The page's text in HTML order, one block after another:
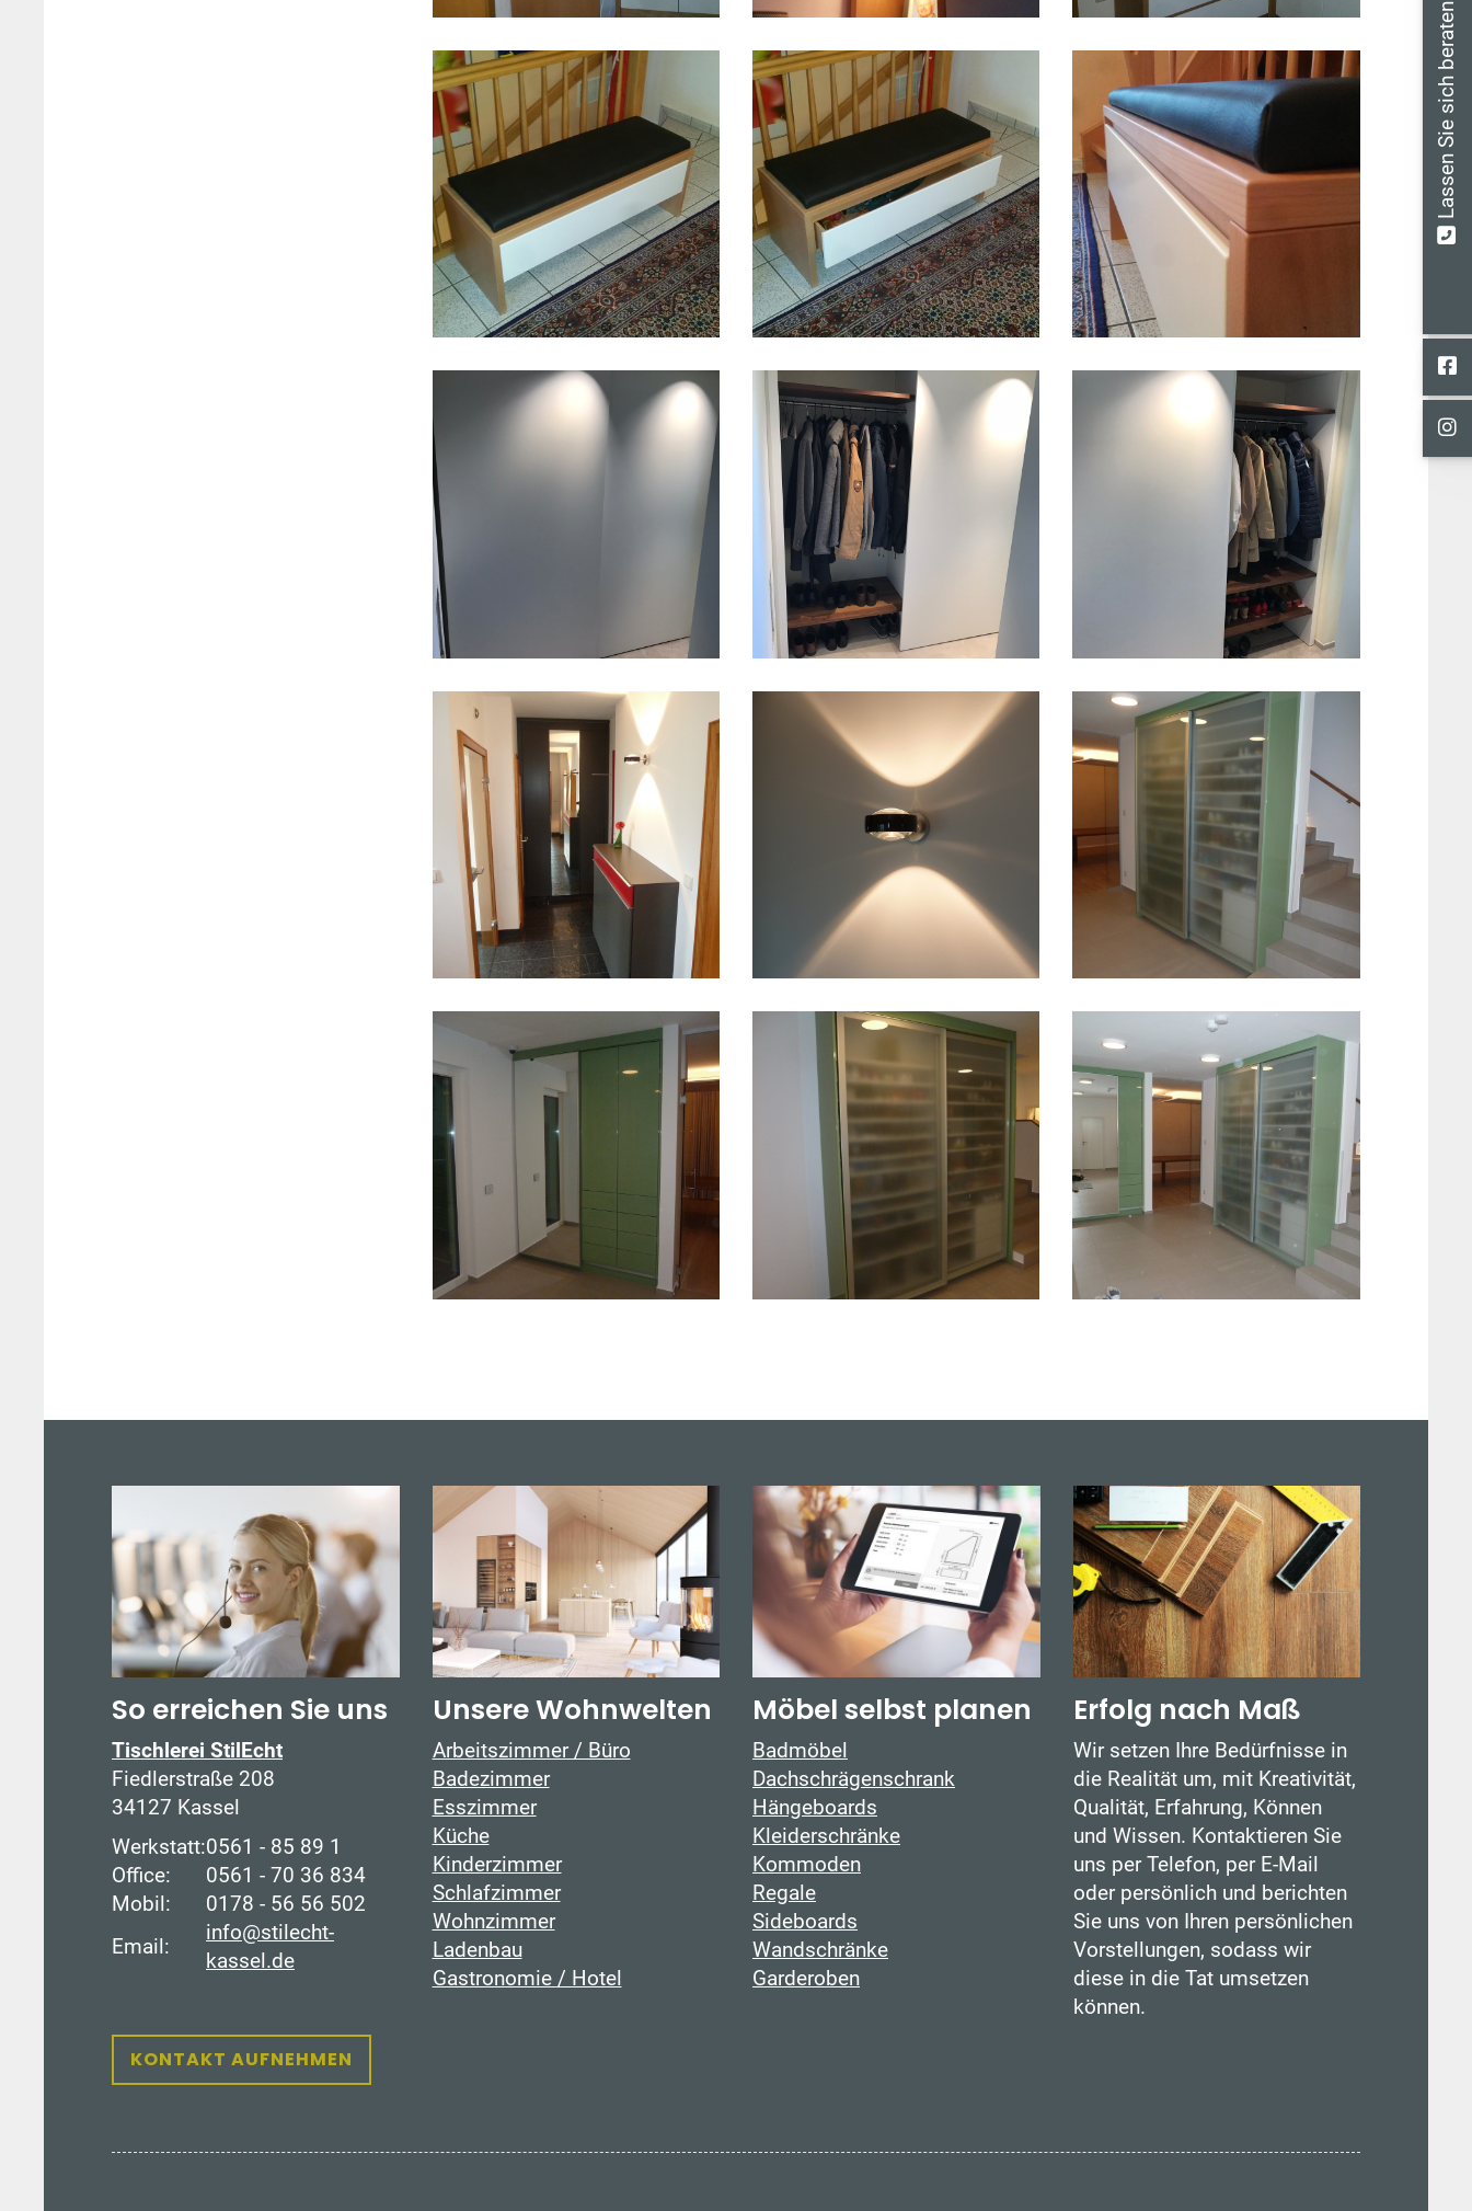
So erreichen Sie uns
Tischlerei StilEcht
Fiedlerstraße 208
34127 Kassel
Werkstatt:0561 - 85 89 1
Office:
0561 - 70 36 834
Mobil:
0178 - 56 56 502
Email:
info@stilecht-
kassel.de
KONTAKT AUFNEHMEN
Unsere Wohnwelten
Arbeitszimmer / Büro
Badezimmer
Esszimmer
Küche
Kinderzimmer
Schlafzimmer
Wohnzimmer
Ladenbau
Gastronomie / Hotel
Möbel selbst planen
Badmöbel
Dachschrägenschrank
Hängeboards
Kleiderschränke
Kommoden
Regale
Sideboards
Wandschränke
Garderoben
Erfolg nach Maß
Wir setzen Ihre Bedürfnisse in
die Realität um, mit Kreativität,
Qualität, Erfahrung, Können
und Wissen. Kontaktieren Sie
uns per Telefon, per E-Mail
oder persönlich und berichten
Sie uns von Ihren persönlichen
Vorstellungen, sodass wir
diese in die Tat umsetzen
können.
Lassen Sie sich beraten